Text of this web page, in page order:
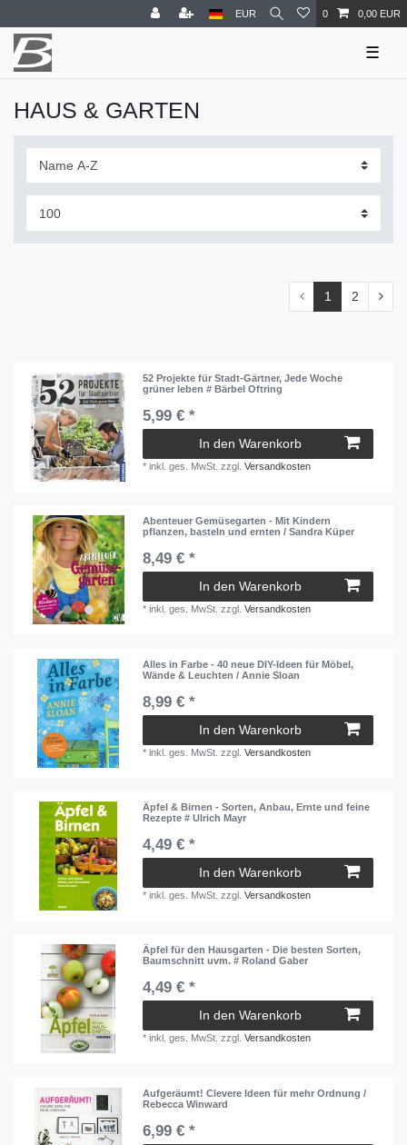
EUR 0 0,00 EUR
☰
HAUS & GARTEN
1 2
52 Projekte für Stadt-Gärtner, Jede Woche
grüner leben # Bärbel Oftring
5,99 € *
In den Warenkorb
*inkl. ges. MwSt. zzgl.Versandkosten
Abenteuer Gemüsegarten - Mit Kindern
pflanzen, basteln und ernten / Sandra Küper
8,49 € *
In den Warenkorb
*inkl. ges. MwSt. zzgl.Versandkosten
Alles in Farbe - 40 neue DIY-Ideen für Möbel,
Wände & Leuchten / Annie Sloan
8,99 € *
In den Warenkorb
*inkl. ges. MwSt. zzgl.Versandkosten
Äpfel & Birnen - Sorten, Anbau, Ernte und feine
Rezepte # Ulrich Mayr
4,49 € *
In den Warenkorb
*inkl. ges. MwSt. zzgl.Versandkosten
Äpfel für den Hausgarten - Die besten Sorten,
Baumschnitt uvm. # Roland Gaber
4,49 € *
In den Warenkorb
*inkl. ges. MwSt. zzgl.Versandkosten
Aufgeräumt! Clevere Ideen für mehr Ordnung /
Rebecca Winward
6,99 € *